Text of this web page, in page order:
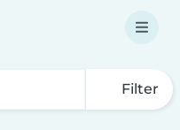
Filter